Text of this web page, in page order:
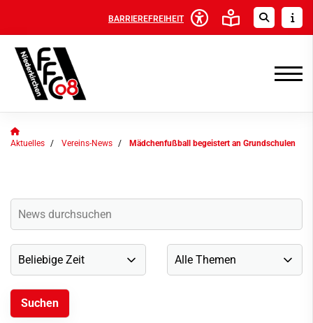
BARRIEREFREIHEIT
Aktuelles Vereins-News Mädchenfußball begeistert an Grundschulen